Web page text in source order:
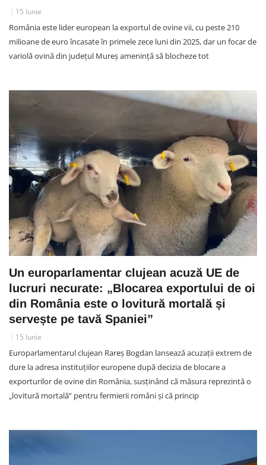
15 Iunie
România este lider european la exportul de ovine vii, cu peste 210
milioane de euro încasate în primele zece luni din 2025, dar un focar de
variolă ovină din județul Mureș amenință să blocheze tot
Un europarlamentar clujean acuză UE de
lucruri necurate: „Blocarea exportului de oi
din România este o lovitură mortală și
servește pe tavă Spaniei”
15 Iunie
Europarlamentarul clujean Rareș Bogdan lansează acuzații extrem de
dure la adresa instituțiilor europene după decizia de blocare a
exporturilor de ovine din România, susținând că măsura reprezintă o
„lovitură mortală” pentru fermierii români și că princip